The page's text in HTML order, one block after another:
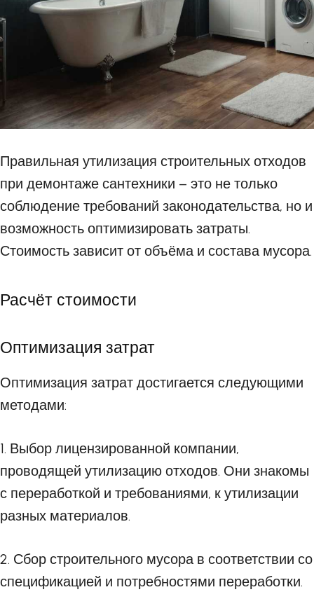
Правильная утилизация строительных отходов
при демонтаже сантехники – это не только
соблюдение требований законодательства, но и
возможность оптимизировать затраты.
Стоимость зависит от объёма и состава мусора.
Расчёт стоимости
Оптимизация затрат
Оптимизация затрат достигается следующими
методами:
1. Выбор лицензированной компании,
проводящей утилизацию отходов. Они знакомы
с переработкой и требованиями, к утилизации
разных материалов.
2. Сбор строительного мусора в соответствии со
спецификацией и потребностями переработки.